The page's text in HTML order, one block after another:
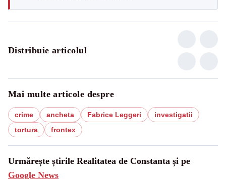
Distribuie articolul
Mai multe articole despre
crime ancheta Fabrice Leggeri
investigatii
tortura
frontex
Urmărește știrile Realitatea de Constanta și pe
Google News